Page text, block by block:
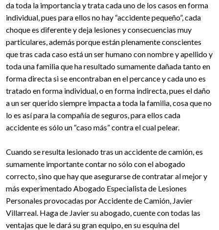
da toda la importancia y trata cada uno de los casos en forma
individual, pues para ellos no hay “accidente pequeño”, cada
choque es diferente y deja lesiones y consecuencias muy
particulares, además porque están plenamente conscientes
que tras cada caso está un ser humano con nombre y apellido y
toda una familia que ha resultado sumamente dañada tanto en
forma directa si se encontraban en el percance y cada uno es
tratado en forma individual, o en forma indirecta, pues el daño
a un ser querido siempre impacta a toda la familia, cosa que no
lo es así para la compañía de seguros, para ellos cada
accidente es sólo un “caso más” contra el cual pelear.
Cuando se resulta lesionado tras un accidente de camión, es
sumamente importante contar no sólo con el abogado
correcto, sino que hay que asegurarse de contratar al mejor y
más experimentado Abogado Especialista de Lesiones
Personales provocadas por Accidente de Camión, Javier
Villarreal. Haga de Javier su abogado, cuente con todas las
ventajas que le dará su gran equipo, en su esquina del